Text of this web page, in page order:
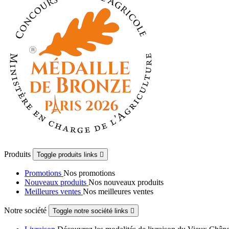
Produits Toggle produits links 
Promotions Nos promotions
Nouveaux produits Nos nouveaux produits
Meilleures ventes Nos meilleures ventes
Notre société Toggle notre société links 